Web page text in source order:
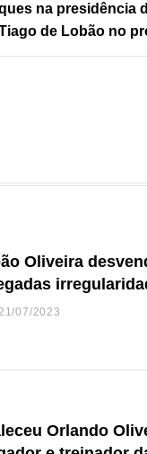
na presidência
de Lobão no
Oliveira
Freguesia S. João
07/2023
Orlando